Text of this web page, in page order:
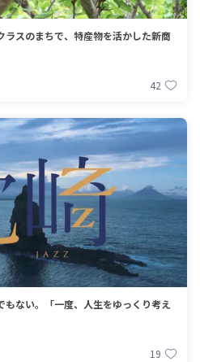
ラスのまちで、特産物を活かした新商
42
ない。「一度、人生をゆっくり考え
19